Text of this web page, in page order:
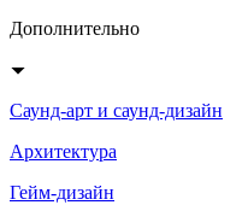
Дополнительно
Саунд-арт и саунд-дизайн
Архитектура
Гейм-дизайн